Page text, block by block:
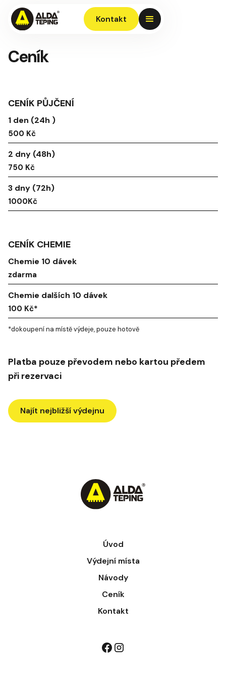
Kontakt
Ceník
CENÍK PŮJČENÍ
1 den (24h )
500 Kč
2 dny (48h)
750 Kč
3 dny (72h)
1000Kč
CENÍK CHEMIE
Chemie 10 dávek
zdarma
Chemie dalších 10 dávek
100 Kč*
*dokoupení na místě výdeje, pouze hotově
Platba pouze převodem nebo kartou předem
při rezervaci
Najít nejbližší výdejnu
Úvod
Výdejní místa
Návody
Ceník
Kontakt